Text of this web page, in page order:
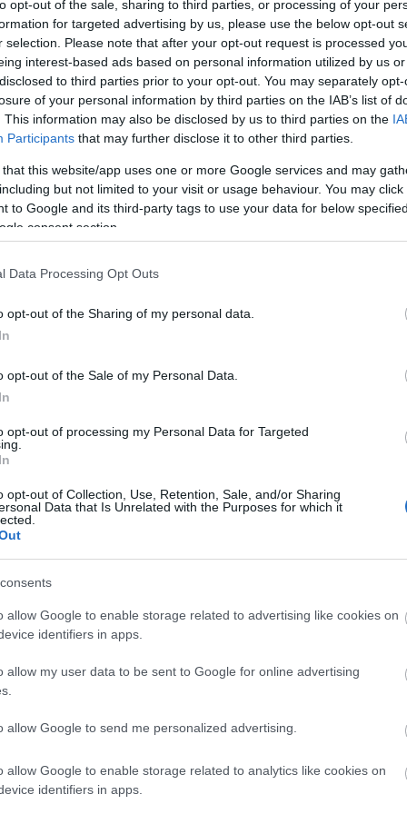
opt-out of the sale, sharing to third parties, or processing of your
for targeted advertising by us, please use the below opt-out
selection. Please note that after your opt-out request is processed
interest-based ads based on personal information utilized by us
to third parties prior to your opt-out. You may separately
of your personal information by third parties on the IAB’s list of
This information may also be disclosed by us to third parties on the
Participants that may further disclose it to other third parties.
that this website/app uses one or more Google services and may
but not limited to your visit or usage behaviour. You may
to Google and its third-party tags to use your data for below
consent section.
Data Processing Opt Outs
opt-out of the Sharing of my personal data.
opt-out of the Sale of my Personal Data.
opt-out of processing my Personal Data for Targeted
opt-out of Collection, Use, Retention, Sale, and/or Sharing
Data that Is Unrelated with the Purposes for which it
allow Google to enable storage related to advertising like cookies on
identifiers in apps.
allow my user data to be sent to Google for online advertising
allow Google to send me personalized advertising.
allow Google to enable storage related to analytics like cookies on
identifiers in apps.
előadásokkal, koncertekkel, kiállításokkal,
egyetemek Hallgatói Önkormányzata
az érdeklődők számára is nyilvános eseményre
,Pixel,Alhangya,Kóborlásaink), emellett
mozgástréningeket és Pink Mojos koncertet is
résztvevők megismerhetik a balett, a
a gyakorlatok, a próbák és az előadások
MOME, a PTE és az MKE hallgatói közös
szerveznek.
a rendezvény sajtótájékoztatóján (fotó: Bornyi